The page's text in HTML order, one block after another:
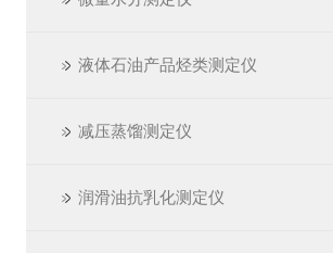
液体石油产品烃类测定仪
减压蒸馏测定仪
润滑油抗乳化测定仪